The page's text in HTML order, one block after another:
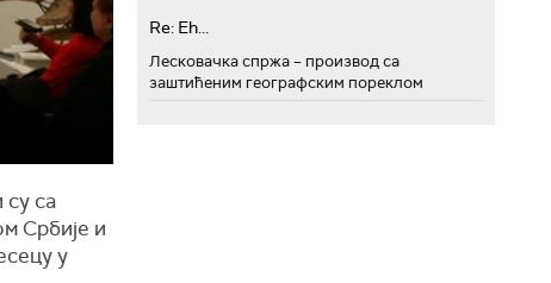
су са
Србије и
у
Re: Eh...
Лесковачка спржа – производ са
заштићеним географским пореклом